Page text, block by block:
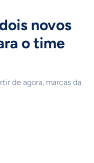
novos
o time
de agora, marcas da